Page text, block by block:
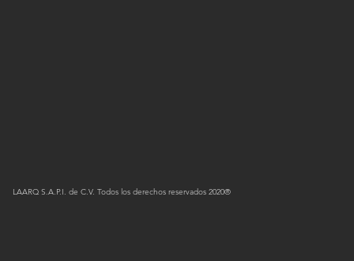
LAARQ S.A.P.I. de C.V. Todos los derechos reservados 2020®